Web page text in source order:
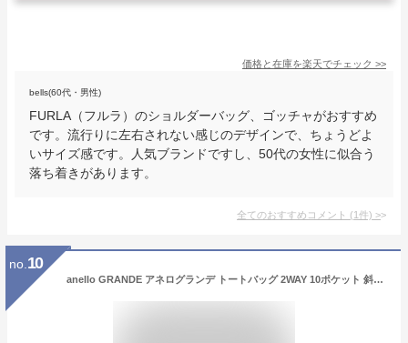
価格と在庫を楽天でチェック >>
bells(60代・男性)
FURLA（フルラ）のショルダーバッグ、ゴッチャがおすすめ
です。流行りに左右されない感じのデザインで、ちょうどよ
いサイズ感です。人気ブランドですし、50代の女性に似合う
落ち着きがあります。
全てのおすすめコメント (1件) >
no. 10
anello GRANDE アネログランデ トートバッグ 2WAY 10ポケット 斜め掛け ショルダーバッグ はっ水加工 軽量撥水杢ポリ A4サイズ収納 ママバッグ 旅行バッグ レディース メンズ GUH2316Z 通勤 通学【SALE】